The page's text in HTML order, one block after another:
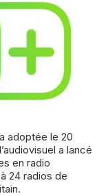
a lancé
en radio
24 radios de